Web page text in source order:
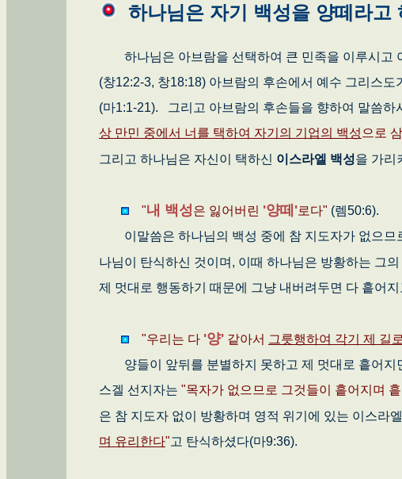
하나님은 자기 백성을 양떼라고
하나님은 아브람을 선택하여 큰 민족을 이루시고
(창12:2-3, 창18:18) 아브람의 후손에서 예수 그리스
(마1:1-21). 그리고 아브람의 후손들을 향하여 말씀하
상 만민 중에서 너를 택하여 자기의 기업의 백성 으로
그리고 하나님은 자신이 택하신 이스라엘 백성을 가리
"내 백성은 잃어버린 '양떼'로다" (렘50:6).
이말씀은 하나님의 백성 중에 참 지도자가 없으므
나님이 탄식하신 것이며, 이때 하나님은 방황하는 그
제 멋대로 행동하기 때문에 그냥 내버려두면 다 흩어
"우리는 다 '양' 같아서 그릇행하여 각기 제 길
양들이 앞뒤를 분별하지 못하고 제 멋대로 흩어지
스겔 선지자는 "목자가 없으므로 그것들이 흩어지며
은 참 지도자 없이 방황하며 영적 위기에 있는 이스라
며 유리한다"고 탄식하셨다(마9:36).